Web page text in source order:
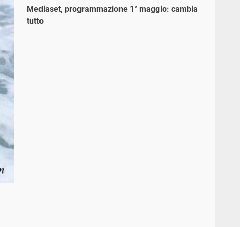
Mediaset, programmazione 1° maggio: cambia
tutto